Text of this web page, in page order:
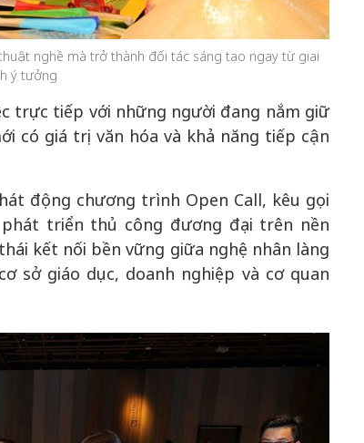
nghề mà trở thành đối tác sáng tạo ngay từ giai
ý tưởng
trực tiếp với những người đang nắm giữ
có giá trị văn hóa và khả năng tiếp cận
động chương trình Open Call, kêu gọi
triển thủ công đương đại trên nền
kết nối bền vững giữa nghệ nhân làng
sở giáo dục, doanh nghiệp và cơ quan